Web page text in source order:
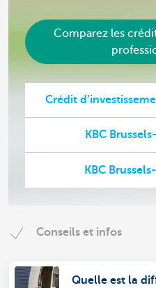
Comparez les
Crédit
KBC
KBC
Conseils et infos
Quelle est la